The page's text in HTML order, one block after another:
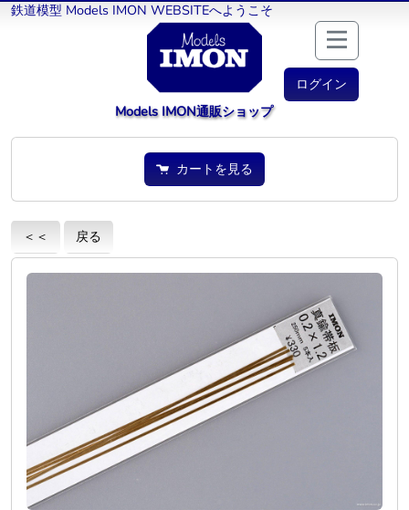
鉄道模型 Models IMON WEBSITEへようこそ
ログイン
Models IMON通販ショップ
カートを見る
＜＜ 戻る